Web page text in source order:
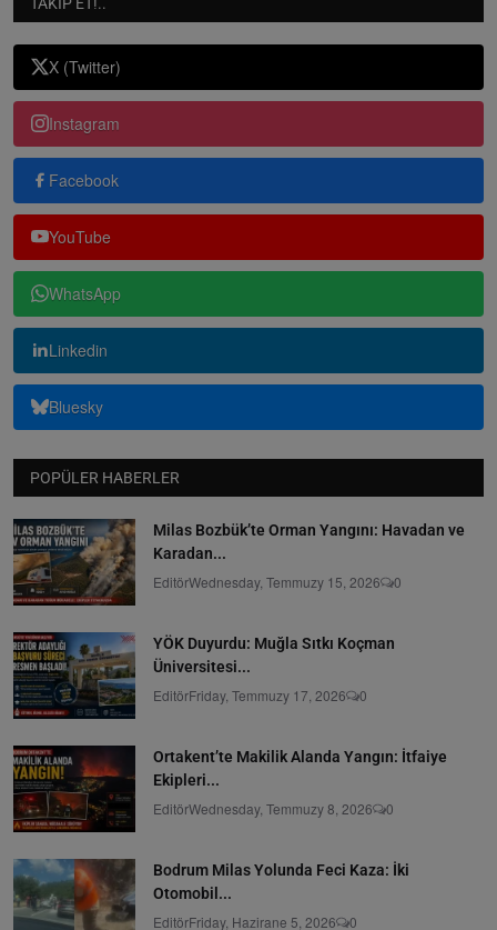
X (Twitter)
Instagram
Facebook
YouTube
WhatsApp
Linkedin
Bluesky
POPÜLER HABERLER
Milas Bozbük’te Orman Yangını: Havadan ve
Karadan...
EditörWednesday, Temmuzy 15, 2026 0
YÖK Duyurdu: Muğla Sıtkı Koçman
Üniversitesi...
EditörFriday, Temmuzy 17, 2026 0
Ortakent’te Makilik Alanda Yangın: İtfaiye
Ekipleri...
EditörWednesday, Temmuzy 8, 2026 0
Bodrum Milas Yolunda Feci Kaza: İki
Otomobil...
EditörFriday, Hazirane 5, 2026 0